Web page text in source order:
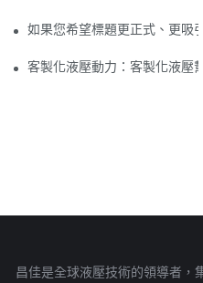
如果您希望標題更正式、更吸
客製化液壓動力：客製化液壓
昌佳是全球液壓技術的領導者，